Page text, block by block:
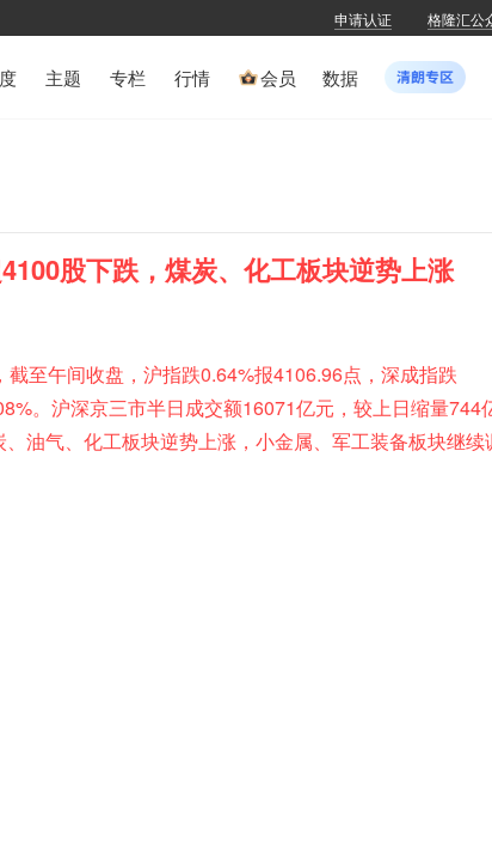
申请认证 格隆汇公
主题 专栏 行情 会员 数据
股下跌，煤炭、化工板块逆势上涨
至午间收盘，沪指跌0.64%报4106.96点，深成指跌
。沪深京三市半日成交额16071亿元，较上日缩量744
油气、化工板块逆势上涨，小金属、军工装备板块继续